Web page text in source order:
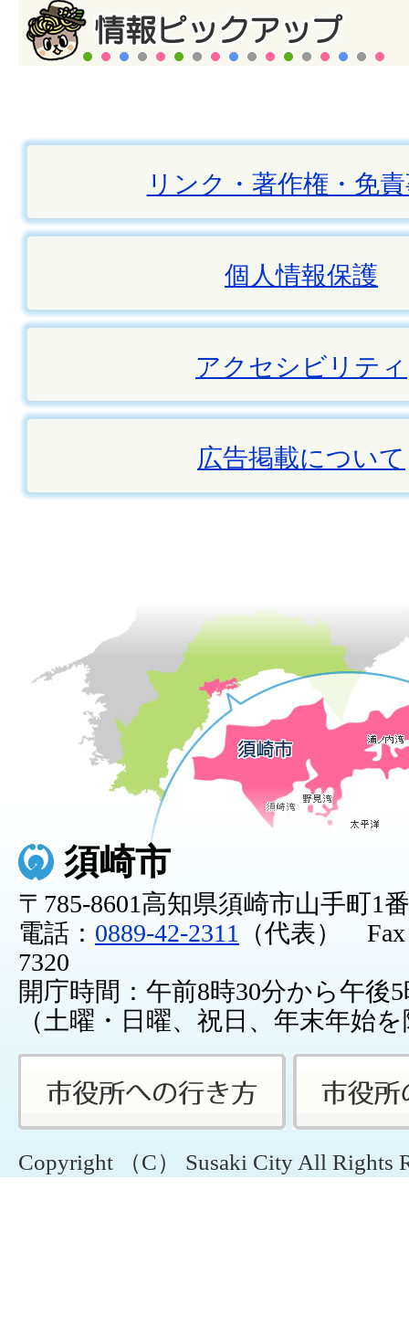
リンク・著作権・免
個人情報保護
アクセシビリティ
広告掲載について
須崎市
〒785-8601高知県須崎市山手町1
電話： 0889-42-2311
（代表） Fax
7320
開庁時間：午前8時30分から午後
（土曜・日曜、祝日、年末年始
Copyright （C） Susaki City All Rights